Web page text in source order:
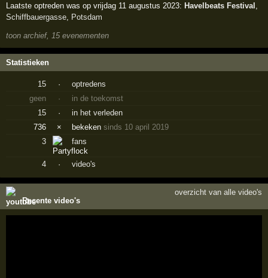
Laatste optreden was op vrijdag 11 augustus 2023:Havelbeats Festival
Schiffbauergasse Potsdam
toon archief, 15 evenementen
Statistieken
15 ·
optredens
geen
·
in de toekomst
15
·
in het verleden
736
× bekekensinds 10 april 2019
3
fans
4 · video's
Recente video's
overzicht van alle video's